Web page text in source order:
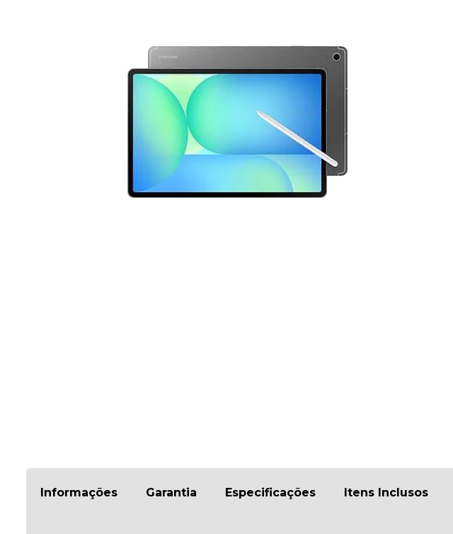
Informações Garantia Especificações Itens Inclusos